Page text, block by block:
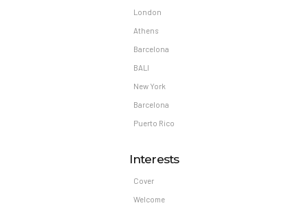
London
Athens
Barcelona
BALI
New York
Barcelona
Puerto Rico
Interests
Cover
Welcome